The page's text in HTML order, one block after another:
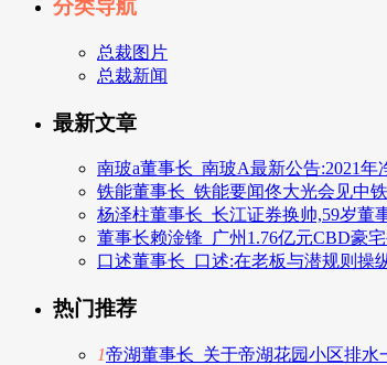
分类导航
总裁图片
总裁新闻
最新文章
南玻a董事长_南玻A最新公告:2021年
铁能董事长_铁能要闻佟大光会见中
杨泽柱董事长_长江证券换帅,59岁董
董事长赖淦锋_广州1.76亿元CBD豪
口述董事长_口述:在老板与潜规则操
热门推荐
1帝湖董事长_关于帝湖花园小区排水